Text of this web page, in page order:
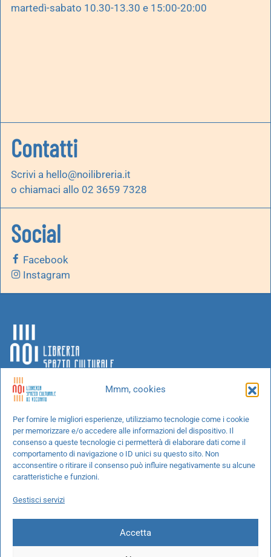
Mmm, cookies
Per fornire le migliori esperienze, utilizziamo tecnologie come i cookie
per memorizzare e/o accedere alle informazioni del dispositivo. Il
consenso a queste tecnologie ci permetterà di elaborare dati come il
comportamento di navigazione o ID unici su questo sito. Non
acconsentire o ritirare il consenso può influire negativamente su alcune
caratteristiche e funzioni.
Gestisci servizi
Accetta
martedì-sabato 10.30-13.30 e 15:00-20:00
Contatti
Scrivi a hello@noilibreria.it
o chiamaci allo 02 3659 7328
Social
Facebook
Instagram
Chi siamo
Progetti speciali
Richiedi un libro
Spedizioni
Cookie Policy